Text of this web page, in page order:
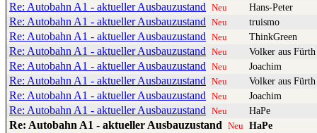
Re: Autobahn A1 - aktueller Ausbauzustand Neu Hans-Peter
Re: Autobahn A1 - aktueller Ausbauzustand Neu truismo
Re: Autobahn A1 - aktueller Ausbauzustand Neu ThinkGreen
Re: Autobahn A1 - aktueller Ausbauzustand Neu Volker aus Fürth
Re: Autobahn A1 - aktueller Ausbauzustand Neu Joachim
Re: Autobahn A1 - aktueller Ausbauzustand Neu Volker aus Fürth
Re: Autobahn A1 - aktueller Ausbauzustand Neu Joachim
Re: Autobahn A1 - aktueller Ausbauzustand Neu HaPe
Re: Autobahn A1 - aktueller Ausbauzustand Neu HaPe